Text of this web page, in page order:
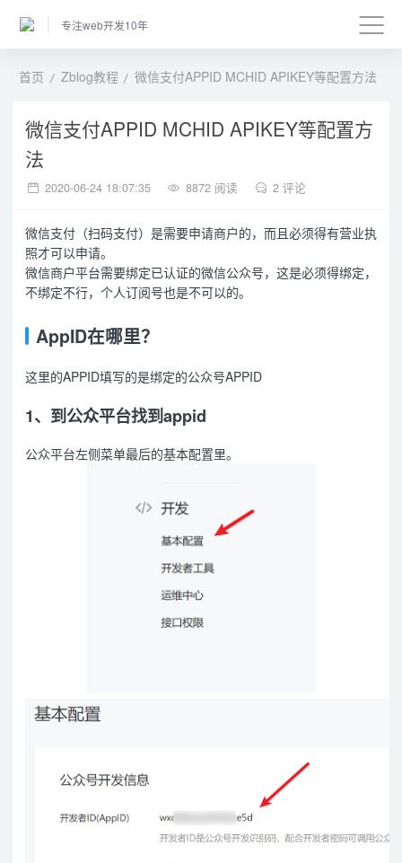
专注web开发10年
首页 Zblog教程 微信支付APPID MCHID APIKEY等配置方法
微信支付APPID MCHID APIKEY等配置方
法
2020-06-24 18:07:35 8872 阅读 2 评论
微信支付（扫码支付）是需要申请商户的，而且必须得有营业执
照才可以申请。
微信商户平台需要绑定已认证的微信公众号，这是必须得绑定，
不绑定不行，个人订阅号也是不可以的。
AppID在哪里？
这里的APPID填写的是绑定的公众号APPID
1、到公众平台找到appid
公众平台左侧菜单最后的基本配置里。